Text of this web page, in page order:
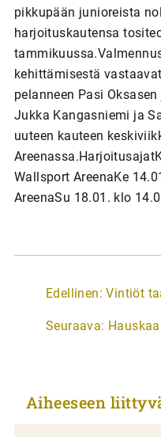
pikkupään junioreista
harjoituskautensa
kehittämisestä
pelanneen Pasi
Jukka Kangasniemi ja
uuteen kauteen
Wallsport AreenaKe
AreenaSu 18.01. klo
A
t
k
e
Edellinen: Vintiöt
Seuraava:
Aiheeseen